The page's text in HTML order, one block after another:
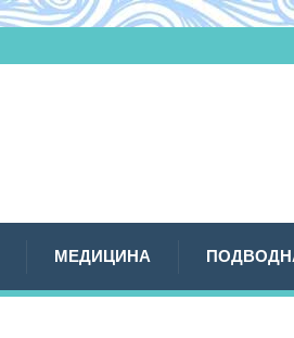
МЕДИЦИНА